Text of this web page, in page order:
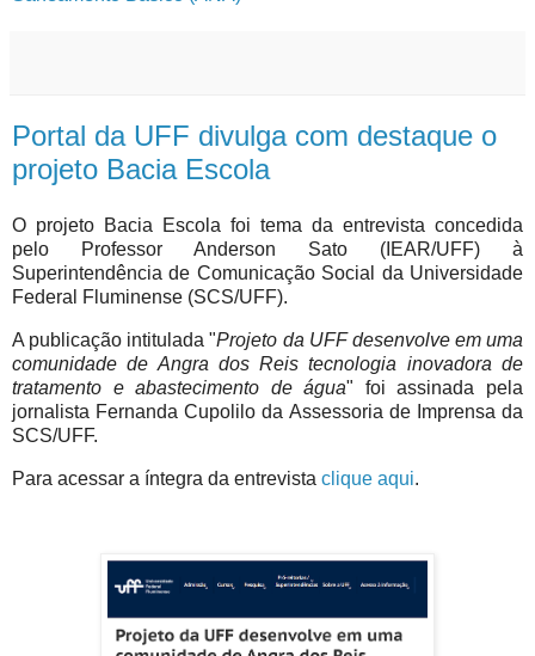
Portal da UFF divulga com destaque o
projeto Bacia Escola
O projeto Bacia Escola foi tema da entrevista concedida
pelo Professor Anderson Sato (IEAR/UFF) à
Superintendência de Comunicação Social da Universidade
Federal Fluminense (SCS/UFF).
A publicação intitulada "Projeto da UFF desenvolve em uma
comunidade de Angra dos Reis tecnologia inovadora de
tratamento e abastecimento de água" foi assinada pela
jornalista Fernanda Cupolilo da Assessoria de Imprensa da
SCS/UFF.
Para acessar a íntegra da entrevista clique aqui.